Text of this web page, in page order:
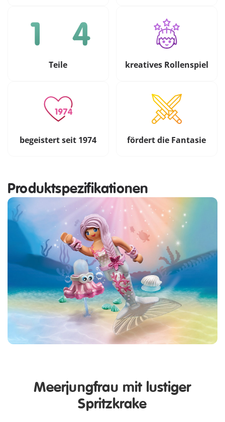
Teile kreatives Rollenspiel
begeistert seit 1974 fördert die Fantasie
Produktspezifikationen
Meerjungfrau mit lustiger
Spritzkrake